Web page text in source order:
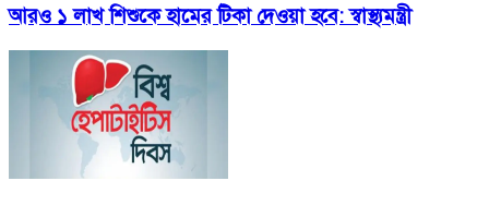
আরও ১ লাখ শিশুকে হামের টিকা দেওয়া হবে: স্বাস্থ্যমন্ত্রী